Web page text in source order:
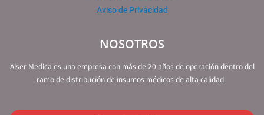
Aviso de Privacidad
NOSOTROS
Alser Medica es una empresa con más de 20 años de operación dentro del
ramo de distribución de insumos médicos de alta calidad.